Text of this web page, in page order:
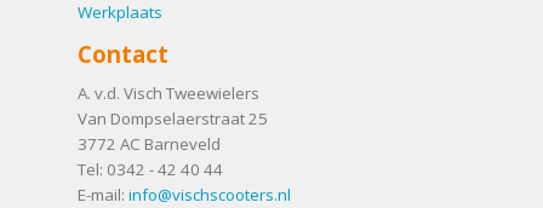
Werkplaats
Contact
A. v.d. Visch Tweewielers
Van Dompselaerstraat 25
3772 AC Barneveld
Tel: 0342 - 42 40 44
E-mail: info@vischscooters.nl